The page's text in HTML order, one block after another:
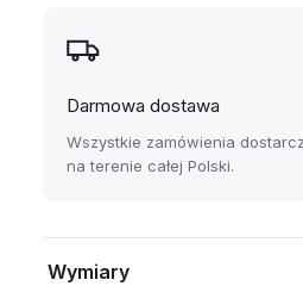
Darmowa dostawa
Wszystkie zamówienia
na terenie całej Polski.
Wymiary